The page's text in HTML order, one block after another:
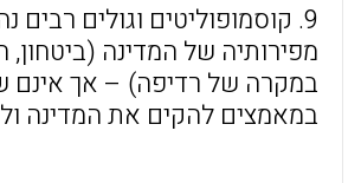
9. קוסמופוליטים וגולים רבים
מפירותיה של המדינה
במקרה של רדיפה) – אך אינם
במאמצים להקים את המדינה